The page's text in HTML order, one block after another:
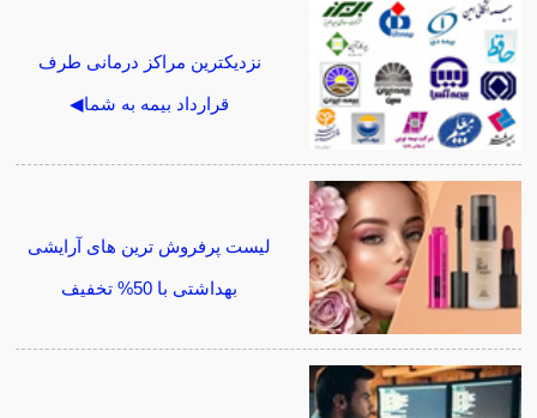
نزدیکترین مراکز درمانی طرف
قرارداد بیمه به شما◀
لیست پرفروش ترین های آرایشی
بهداشتی با 50% تخفیف